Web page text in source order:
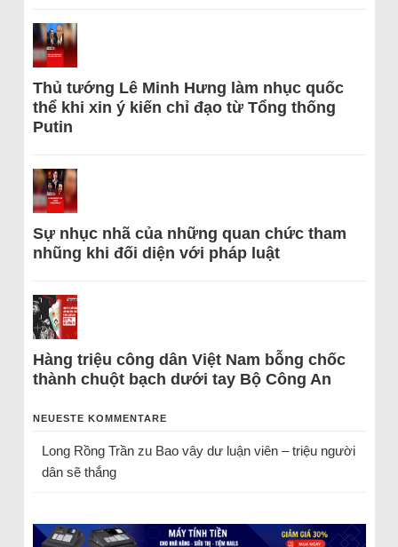
Thủ tướng Lê Minh Hưng làm nhục quốc
thể khi xin ý kiến chỉ đạo từ Tổng thống
Putin
Sự nhục nhã của những quan chức tham
nhũng khi đối diện với pháp luật
Hàng triệu công dân Việt Nam bỗng chốc
thành chuột bạch dưới tay Bộ Công An
NEUESTE KOMMENTARE
Long Rồng Trầnzu Bao vây dư luận viên – triệu người
dân sẽ thắng